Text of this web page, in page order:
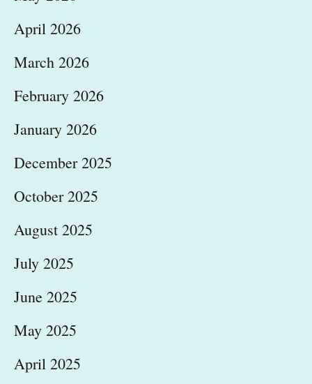
April 2026
March 2026
February 2026
January 2026
December 2025
October 2025
August 2025
July 2025
June 2025
May 2025
April 2025